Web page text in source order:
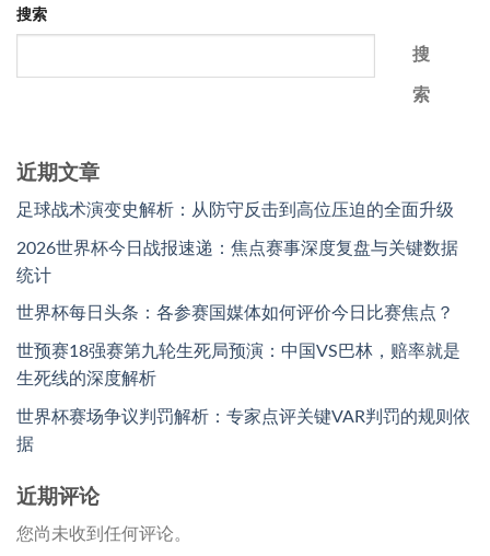
搜索
搜
索
近期文章
足球战术演变史解析：从防守反击到高位压迫的全面升级
2026世界杯今日战报速递：焦点赛事深度复盘与关键数据
统计
世界杯每日头条：各参赛国媒体如何评价今日比赛焦点？
世预赛18强赛第九轮生死局预演：中国VS巴林，赔率就是
生死线的深度解析
世界杯赛场争议判罚解析：专家点评关键VAR判罚的规则依
据
近期评论
您尚未收到任何评论。